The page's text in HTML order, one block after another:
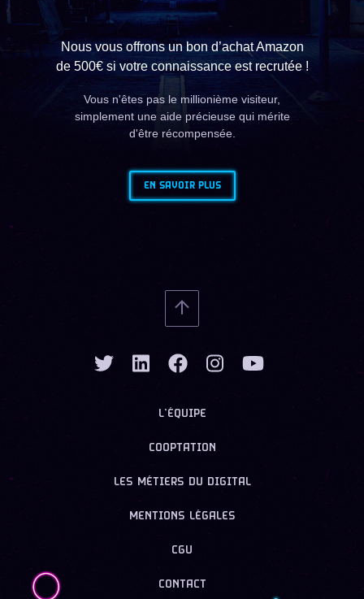
Nous vous offrons un bon d’achat Amazon
de 500€ si votre connaissance est recrutée !
Vous n'êtes pas le millionième visiteur,
simplement une aide précieuse qui mérite
d'être récompensée.
EN SAVOIR PLUS
L’ÉQUIPE
COOPTATION
LES MÉTIERS DU DIGITAL
MENTIONS LÉGALES
CGU
CONTACT